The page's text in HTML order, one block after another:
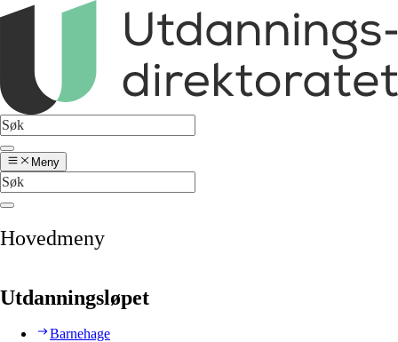
Meny
Hovedmeny
Utdanningsløpet
Barnehage